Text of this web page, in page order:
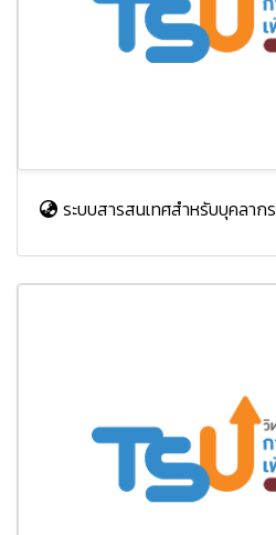
ระบบสารสนเทศสำหรับบุคลากร